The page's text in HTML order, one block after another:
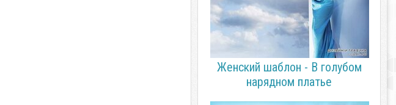
Женский шаблон - В голубом
нарядном платье